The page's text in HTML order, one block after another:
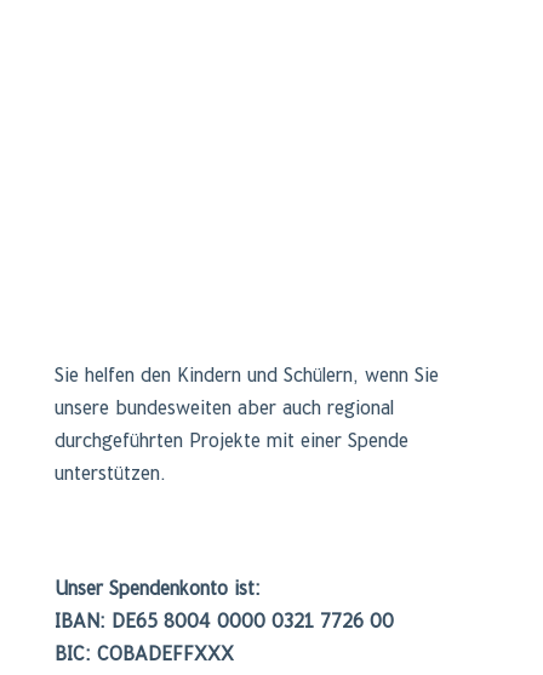
Sie helfen den Kindern und Schülern, wenn Sie
unsere bundesweiten aber auch regional
durchgeführten Projekte mit einer Spende
unterstützen.
Unser Spendenkonto ist:
IBAN: DE65 8004 0000 0321 7726 00
BIC: COBADEFFXXX